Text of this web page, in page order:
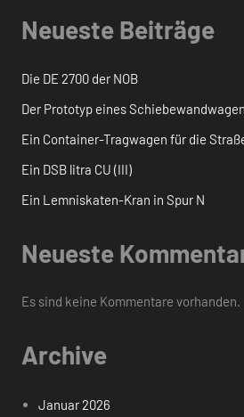
Neueste Beiträge
Die DE 2700 der NOB
Der Prototyp eines
Ein Container-Tragwagen für die
Ein DSB litra CU (III)
Ein Lemniskaten-Kran in Spur N
Neueste
Es sind keine Kommentare vorhanden.
Archive
Januar 2026